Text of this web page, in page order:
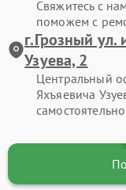
Свяжитесь с
поможем с
г.Грозный
Узуева, 2
Центральный
Яхъяевича